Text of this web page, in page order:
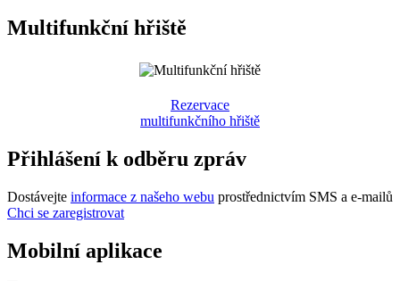
Multifunkční hřiště
Rezervace
multifunkčního hřiště
Přihlášení k odběru zpráv
Dostávejte informace z našeho webu prostřednictvím SMS a e-mailů
Chci se zaregistrovat
Mobilní aplikace